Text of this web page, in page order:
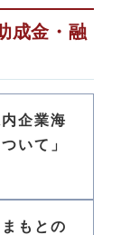
成金・融
企業海
いて」
もとの